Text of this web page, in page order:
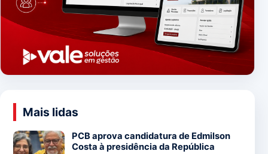
Mais lidas
PCB aprova candidatura de Edmilson
Costa à presidência da República